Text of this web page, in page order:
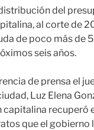
del
al corte de
de poco más de
seis años.
de prensa el
Luz Elena
recuperó
que el